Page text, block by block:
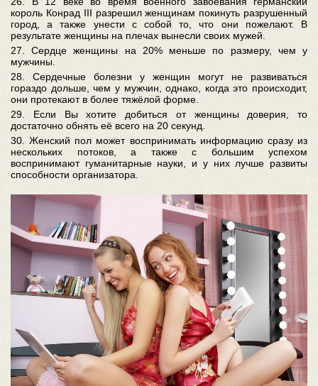
король Конрад III разрешил женщинам покинуть разрушенный
город, а также унести с собой то, что они пожелают. В
результате женщины на плечах вынесли своих мужей.
27. Сердце женщины на 20% меньше по размеру, чем у
мужчины.
28. Сердечные болезни у женщин могут не развиваться
гораздо дольше, чем у мужчин, однако, когда это происходит,
они протекают в более тяжёлой форме.
29. Если Вы хотите добиться от женщины доверия, то
достаточно обнять её всего на 20 секунд.
30. Женский пол может воспринимать информацию сразу из
нескольких потоков, а также с большим успехом
воспринимают гуманитарные науки, и у них лучше развиты
способности организатора.